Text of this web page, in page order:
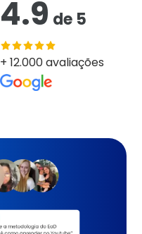
4.9 de 5
+ 12.000 avaliações